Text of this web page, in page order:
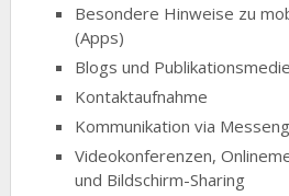
Besondere Hinweise zu
(Apps)
Blogs und
Kontaktaufnahme
Kommunikation via
Videokonferenzen,
und Bildschirm-Sharing